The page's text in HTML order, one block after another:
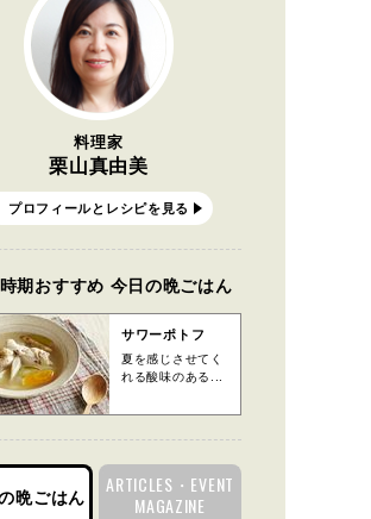
料理家
栗山真由美
プロフィールとレシピを見る
期おすすめ 今日の晩ごはん
サワーポトフ
夏を感じさせてく
れる酸味のある...
晩ごはん
ARTICLES・EVENT
MAGAZINE